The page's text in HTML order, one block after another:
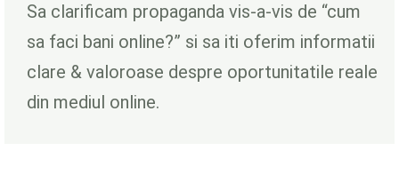
Sa clarificam propaganda vis-a-vis de “cum
sa faci bani online?” si sa iti oferim informatii
clare & valoroase despre oportunitatile reale
din mediul online.